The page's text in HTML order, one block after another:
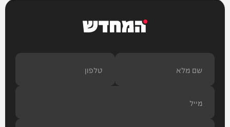
המחדש